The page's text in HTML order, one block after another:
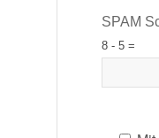
SPAM
8 - 5 =